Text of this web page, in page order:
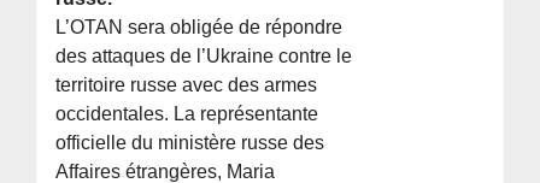
L’OTAN sera obligée de répondre
des attaques de l’Ukraine contre le
territoire russe avec des armes
occidentales. La représentante
officielle du ministère russe des
Affaires étrangères, Maria